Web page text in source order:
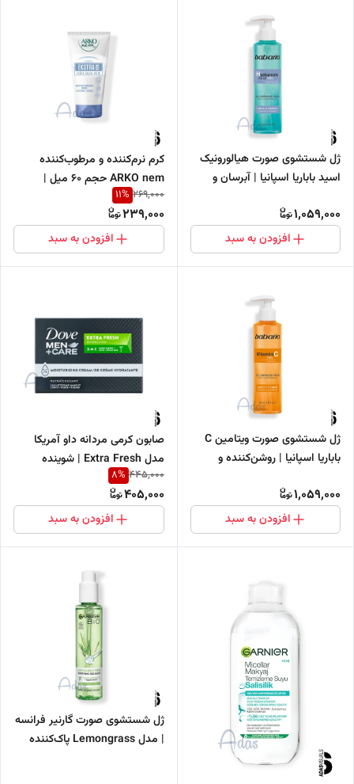
ژل شستشوی صورت هیالورونیک
اسید باباریا اسپانیا | آبرسان و
1,059,000
افزودن به سبد
کرم نرم‌کننده و مرطوب‌کننده
ARKO nem حجم 60 میل |
مناسب پوست‌های خشک
269,000
11%
239,000
افزودن به سبد
ژل شستشوی صورت ویتامین C
باباریا اسپانیا | روشن‌کننده و
1,059,000
افزودن به سبد
صابون کرمی مردانه داو آمریکا
مدل Extra Fresh | شوینده
صورت و بدن با رایحه انرژی‌بخش و
طراوت‌بخش
445,000
8%
405,000
افزودن به سبد
ژل شستشوی صورت گارنیر فرانسه
| مدل Lemongrass پاک‌کننده